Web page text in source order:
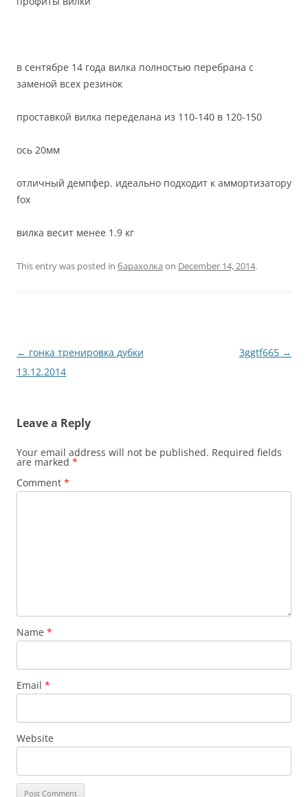
в сентябре 14 года вилка полностью перебрана с
заменой всех резинок
проставкой вилка переделана из 110-140 в 120-150
ось 20мм
отличный демпфер. идеально подходит к аммортизатору
fox
вилка весит менее 1.9 кг
This entry was posted in барахолка on December 14, 2014.
Post
navigation
← гонка тренировка дубки
13.12.2014
3ggtf665 →
Leave a Reply
Your email address will not be published. Required fields
are marked *
Comment *
Name *
Email *
Website